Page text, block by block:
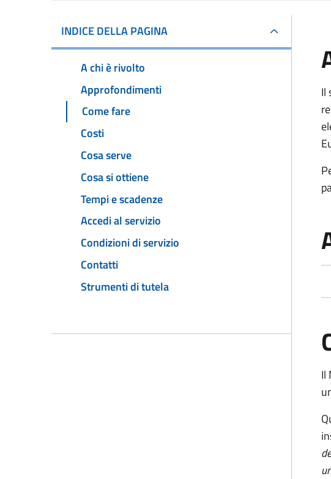
INDICE DELLA PAGINA
A chi è rivolto
Approfondimenti
Come fare
Costi
Cosa serve
Cosa si ottiene
Tempi e scadenze
Accedi al servizio
Condizioni di servizio
Contatti
Strumenti di tutela
Il
Il